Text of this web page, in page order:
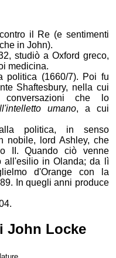
il Re (e sentimenti
in John).
studiò a Oxford greco,
medicina.
politica (1660/7). Poi fu
Shaftesbury, nella cui
che lo
umano, a cui
alla politica, in senso
nobile, lord Ashley, che
II. Quando ciò venne
all'esilio in Olanda; da lì
d'Orange con la
In quegli anni produce
John Locke